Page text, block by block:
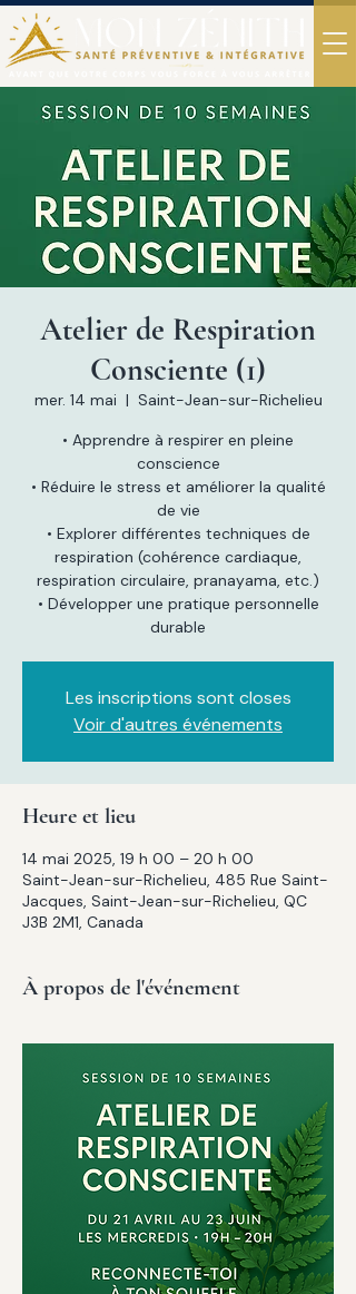
Atelier de Respiration
Consciente (1)
mer. 14 mai
  |
Saint-Jean-sur-Richelieu
• Apprendre à respirer en pleine
conscience
• Réduire le stress et améliorer la qualité
de vie
• Explorer différentes techniques de
respiration (cohérence cardiaque,
respiration circulaire, pranayama, etc.)
• Développer une pratique personnelle
Les inscriptions sont closes
Voir d'autres événements
Heure et lieu
14 mai 2025, 19 h 00 – 20 h 00
Saint-Jean-sur-Richelieu, 485 Rue Saint-
Jacques, Saint-Jean-sur-Richelieu, QC
J3B 2M1, Canada
À propos de l'événement